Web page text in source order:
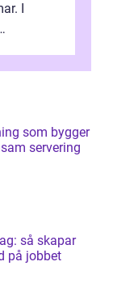
I
som bygger
servering
så skapar
på jobbet